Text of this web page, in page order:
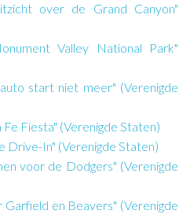
over de Grand Canyon"
Valley National Park"
start niet meer" (Verenigde
Fe Fiesta" (Verenigde Staten)
Drive-In" (Verenigde Staten)
voor de Dodgers" (Verenigde
Garfield en Beavers" (Verenigde